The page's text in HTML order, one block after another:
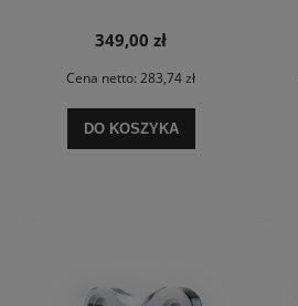
349,00 zł
Cena netto: 283,74 zł
DO KOSZYKA